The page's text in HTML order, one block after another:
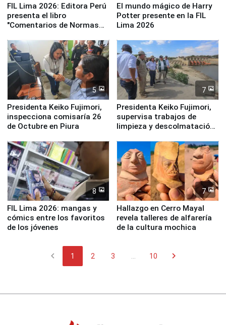
FIL Lima 2026: Editora Perú
presenta el libro
"Comentarios de Normas
Derecho Colectivo"
El mundo mágico de Harry
Potter presente en la FIL
Lima 2026
5
Presidenta Keiko Fujimori,
inspecciona comisaría 26
de Octubre en Piura
7
Presidenta Keiko Fujimori,
supervisa trabajos de
limpieza y descolmatación
8
FIL Lima 2026: mangas y
cómics entre los favoritos
de los jóvenes
7
Hallazgo en Cerro Mayal
revela talleres de alfarería
de la cultura mochica
chevron_left 1 2 3 ... 10 chevron_right